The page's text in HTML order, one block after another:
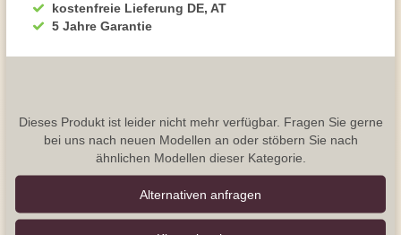
kostenfreie Lieferung DE, AT
5 Jahre Garantie
Dieses Produkt ist leider nicht mehr verfügbar. Fragen Sie gerne
bei uns nach neuen Modellen an oder stöbern Sie nach
ähnlichen Modellen dieser Kategorie.
Alternativen anfragen